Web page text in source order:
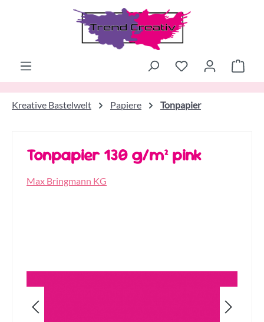
Zum Hauptinhalt springen
Kreative Bastelwelt Papiere Tonpapier
Tonpapier 130 g/m² pink
Max Bringmann KG